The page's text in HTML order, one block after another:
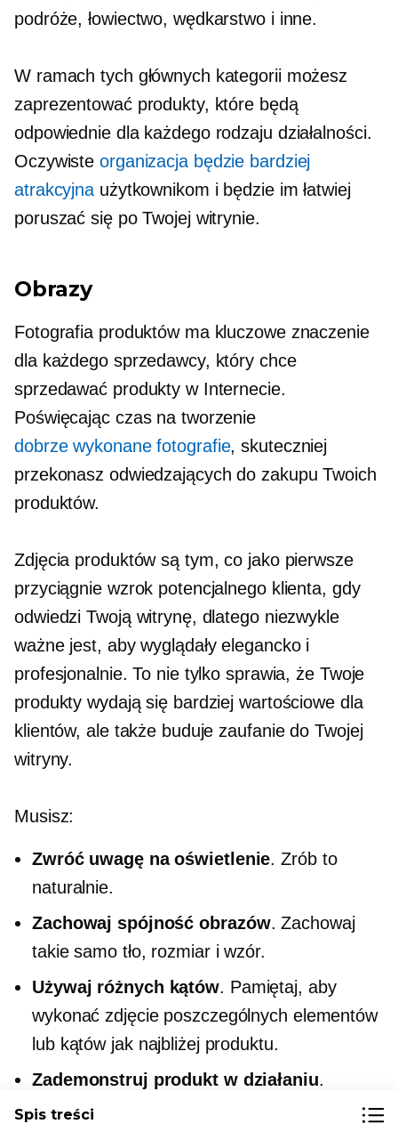
podróże, łowiectwo, wędkarstwo i inne.
W ramach tych głównych kategorii możesz
zaprezentować produkty, które będą
odpowiednie dla każdego rodzaju działalności.
Oczywisteorganizacja będzie bardziej
atrakcyjna użytkownikom i będzie im łatwiej
poruszać się po Twojej witrynie.
Obrazy
Fotografia produktów ma kluczowe znaczenie
dla każdego sprzedawcy, który chce
sprzedawać produkty w Internecie.
Poświęcając czas na tworzenie
dobrze wykonanefotografie, skuteczniej
przekonasz odwiedzających do zakupu Twoich
produktów.
Zdjęcia produktów są tym, co jako pierwsze
przyciągnie wzrok potencjalnego klienta, gdy
odwiedzi Twoją witrynę, dlatego niezwykle
ważne jest, aby wyglądały elegancko i
profesjonalnie. To nie tylko sprawia, że ​​Twoje
produkty wydają się bardziej wartościowe dla
klientów, ale także buduje zaufanie do Twojej
witryny.
Musisz:
Zwróć uwagę na oświetlenie. Zrób to
naturalnie.
Zachowaj spójność obrazów. Zachowaj
takie samo tło, rozmiar i wzór.
Używaj różnych kątów. Pamiętaj, aby
wykonać zdjęcie poszczególnych elementów
lub kątów jak najbliżej produktu.
Zademonstruj produkt w działaniu.
Prześlij kilka zdjęć pokazujących, gdzie i w
Spis treści